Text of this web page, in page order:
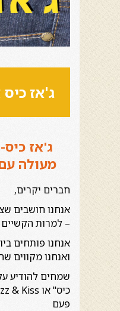
ג'אז כיס
ג'אז
מעולה
חברים יקרים,
אנחנו חושבים
– למרות הקשיים
אנחנו פותחים
ואנחנו מקווים
שמחים להודיע
פעם